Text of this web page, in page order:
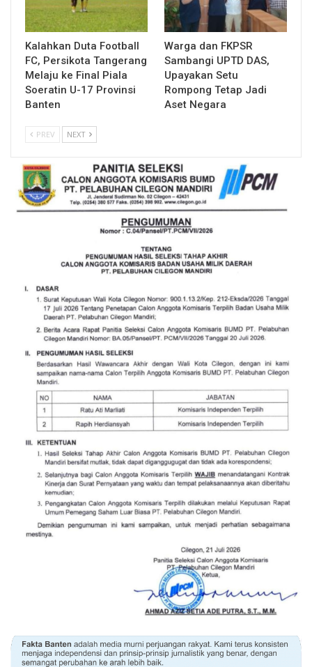
Kalahkan Duta Football
FC, Persikota Tangerang
Melaju ke Final Piala
Soeratin U-17 Provinsi
Banten
Warga dan FKPSR
Sambangi UPTD DAS,
Upayakan Setu
Rompong Tetap Jadi
Aset Negara
PREV NEXT